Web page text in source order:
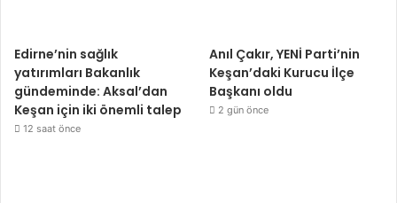
Edirne’nin sağlık
yatırımları Bakanlık
gündeminde: Aksal’dan
Keşan için iki önemli talep
12 saat önce
Anıl Çakır, YENİ Parti’nin
Keşan’daki Kurucu İlçe
Başkanı oldu
2 gün önce